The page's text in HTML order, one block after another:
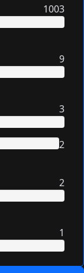
1003
9
3
2
2
1